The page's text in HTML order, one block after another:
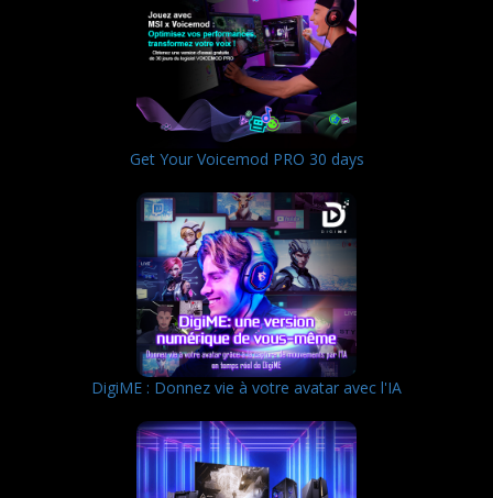
Get Your Voicemod PRO 30 days
DigiME : Donnez vie à votre avatar avec l'IA